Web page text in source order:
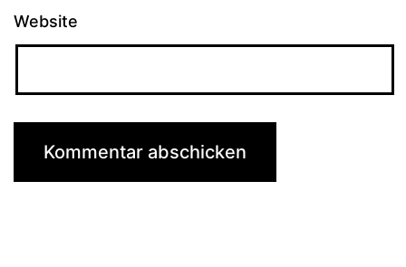
Website